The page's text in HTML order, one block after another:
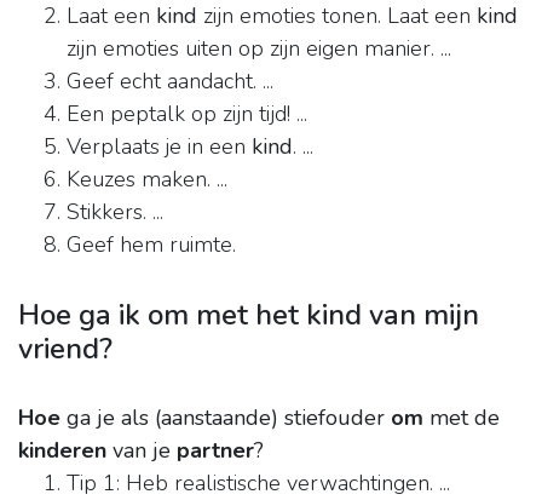
Laat een kind zijn emoties tonen. Laat een kind
zijn emoties uiten op zijn eigen manier. ...
Geef echt aandacht. ...
Een peptalk op zijn tijd! ...
Verplaats je in een kind. ...
Keuzes maken. ...
Stikkers. ...
Geef hem ruimte.
Hoe ga ik om met het kind van mijn
vriend?
Hoe ga je als (aanstaande) stiefouder om met de
kinderen van je partner?
Tip 1: Heb realistische verwachtingen. ...